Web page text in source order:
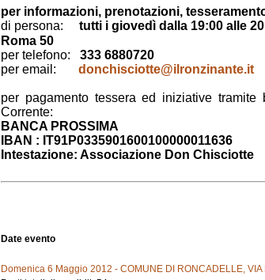
per informazioni, prenotazioni,
di persona: tutti i giovedì dalla 19:00 alle
Roma 50
per telefono: 333 6880720
per email: donchisciotte@ilronzinante.it
per pagamento tessera ed iniziative
Corrente:
BANCA PROSSIMA
IBAN : IT91P0335901600100000011636
Intestazione: Associazione Don Chisciotte
Date evento
Domenica 6 Maggio 2012 - COMUNE DI RONCADELLE,